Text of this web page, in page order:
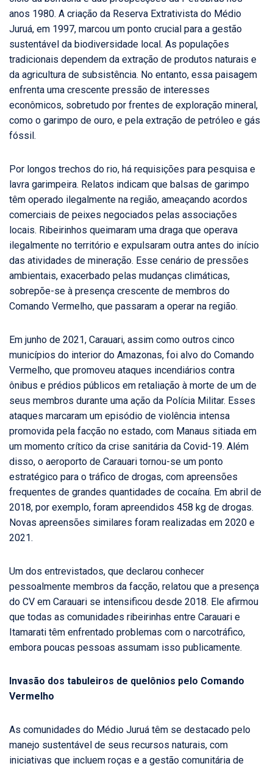
anos 1980. A criação da Reserva Extrativista do Médio
Juruá, em 1997, marcou um ponto crucial para a gestão
sustentável da biodiversidade local. As populações
tradicionais dependem da extração de produtos naturais e
da agricultura de subsistência. No entanto, essa paisagem
enfrenta uma crescente pressão de interesses
econômicos, sobretudo por frentes de exploração mineral,
como o garimpo de ouro, e pela extração de petróleo e gás
fóssil.
Por longos trechos do rio, há requisições para pesquisa e
lavra garimpeira. Relatos indicam que balsas de garimpo
têm operado ilegalmente na região, ameaçando acordos
comerciais de peixes negociados pelas associações
locais. Ribeirinhos queimaram uma draga que operava
ilegalmente no território e expulsaram outra antes do início
das atividades de mineração. Esse cenário de pressões
ambientais, exacerbado pelas mudanças climáticas,
sobrepõe-se à presença crescente de membros do
Comando Vermelho, que passaram a operar na região.
Em junho de 2021, Carauari, assim como outros cinco
municípios do interior do Amazonas, foi alvo do Comando
Vermelho, que promoveu ataques incendiários contra
ônibus e prédios públicos em retaliação à morte de um de
seus membros durante uma ação da Polícia Militar. Esses
ataques marcaram um episódio de violência intensa
promovida pela facção no estado, com Manaus sitiada em
um momento crítico da crise sanitária da Covid-19. Além
disso, o aeroporto de Carauari tornou-se um ponto
estratégico para o tráfico de drogas, com apreensões
frequentes de grandes quantidades de cocaína. Em abril de
2018, por exemplo, foram apreendidos 458 kg de drogas.
Novas apreensões similares foram realizadas em 2020 e
2021.
Um dos entrevistados, que declarou conhecer
pessoalmente membros da facção, relatou que a presença
do CV em Carauari se intensificou desde 2018. Ele afirmou
que todas as comunidades ribeirinhas entre Carauari e
Itamarati têm enfrentado problemas com o narcotráfico,
embora poucas pessoas assumam isso publicamente.
Invasão dos tabuleiros de quelônios pelo Comando
Vermelho
As comunidades do Médio Juruá têm se destacado pelo
manejo sustentável de seus recursos naturais, com
iniciativas que incluem roças e a gestão comunitária de